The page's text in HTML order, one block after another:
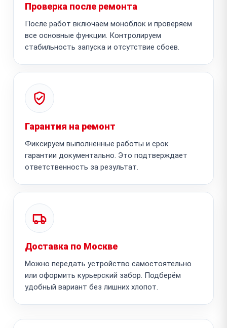
Проверка после ремонта
После работ включаем моноблок и проверяем
все основные функции. Контролируем
стабильность запуска и отсутствие сбоев.
Гарантия на ремонт
Фиксируем выполненные работы и срок
гарантии документально. Это подтверждает
ответственность за результат.
Доставка по Москве
Можно передать устройство самостоятельно
или оформить курьерский забор. Подберём
удобный вариант без лишних хлопот.